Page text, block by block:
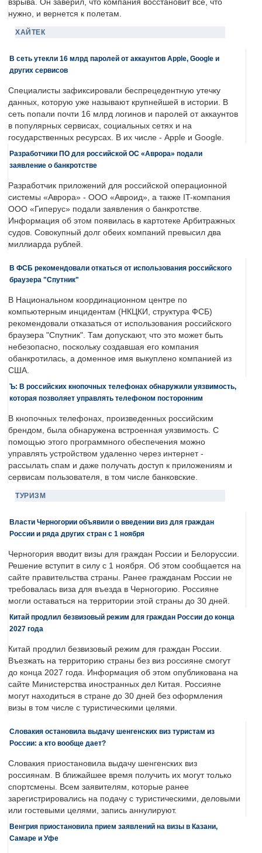
взрыва. Он заверил, что компания восстановит все, что
нужно, и вернется к полетам.
ХАЙТЕК
В сеть утекли 16 млрд паролей от аккаунтов Apple, Google и
других сервисов
Специалисты зафиксировали беспрецедентную утечку
данных, которую уже называют крупнейшей в истории. В
сеть попали почти 16 млрд логинов и паролей от аккаунтов
в популярных сервисах, социальных сетях и на
государственных ресурсах. В их числе - Apple и Google.
Разработчики ПО для российской ОС «Аврора» подали
заявление о банкротстве
Разработчик приложений для российской операционной
системы «Аврора» - ООО «Авроид», а также IT-компания
ООО «Гиперус» подали заявления о банкротстве.
Информация об этом появилась в картотеке Арбитражных
судов. Совокупный долг обеих компаний превысил два
миллиарда рублей.
В ФСБ рекомендовали откаться от использования российского
браузера "Спутник"
В Национальном координационном центре по
компьютерным инцидентам (НКЦКИ, структура ФСБ)
рекомендовали отказаться от использования российского
браузера "Спутник". Там допускают, что это может быть
небезопасно, поскольку создавшая его компания
обанкротилась, а доменное имя выкуплено компанией из
США.
Ъ: В российских кнопочных телефонах обнаружили уязвимость,
которая позволяет управлять телефоном посторонним
В кнопочных телефонах, произведенных российским
брендом, была обнаружена встроенная уязвимость. С
помощью этого программного обеспечения можно
управлять устройством удаленно через интернет -
рассылать спам и даже получать доступ к приложениям и
сервисам пользователя, в том числе банковские.
ТУРИЗМ
Власти Черногории объявили о введении виз для граждан
России и ряда других стран с 1 ноября
Черногория вводит визы для граждан России и Белоруссии.
Решение вступит в силу с 1 ноября. Об этом сообщается на
сайте правительства страны. Ранее гражданам России не
требовалась виза для въезда в Черногорию. Россияне
могли оставаться на территории этой страны до 30 дней.
Китай продлил безвизовый режим для граждан России до конца
2027 года
Китай продлил безвизовый режим для граждан России.
Въезжать на территорию страны без виз россияне смогут
до конца 2027 года. Информация об этом опубликована на
сайте Министерства иностранных дел Китая. Россияне
могут находиться в стране до 30 дней без оформления
визы в том числе с туристическими целями.
Словакия остановила выдачу шенгенских виз туристам из
России: а кто вообще дает?
Словакия приостановила выдачу шенгенских виз
россиянам. В ближайшее время получить их могут только
спортсмены. Всем заявителям, которые ранее
зарегистрировались на подачу с туристическими, деловыми
или гостевыми целями, запись аннулируют.
Венгрия приостановила прием заявлений на визы в Казани,
Самаре и Уфе